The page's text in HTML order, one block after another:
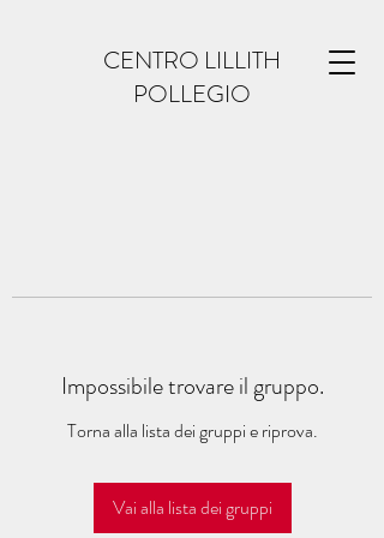
CENTRO LILLITH
POLLEGIO
Impossibile trovare il gruppo.
Torna alla lista dei gruppi e riprova.
Vai alla lista dei gruppi